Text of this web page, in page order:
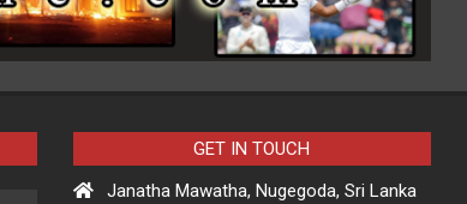
GET IN TOUCH
Janatha Mawatha, Nugegoda, Sri Lanka